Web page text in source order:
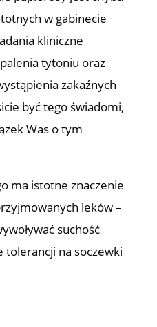
w gabinecie
kliniczne
tytoniu oraz
zakaźnych
być tego świadomi,
Was o tym
ma istotne znaczenie
leków –
suchość
tolerancji na soczewki